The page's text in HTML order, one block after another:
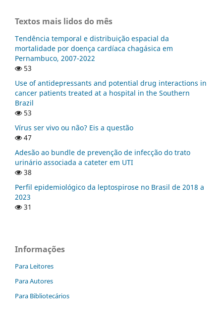
Textos mais lidos do mês
Tendência temporal e distribuição espacial da
mortalidade por doença cardíaca chagásica em
Pernambuco, 2007-2022
53
Use of antidepressants and potential drug interactions in
cancer patients treated at a hospital in the Southern
Brazil
53
Vírus ser vivo ou não? Eis a questão
47
Adesão ao bundle de prevenção de infecção do trato
urinário associada a cateter em UTI
38
Perfil epidemiológico da leptospirose no Brasil de 2018 a
2023
31
Informações
Para Leitores
Para Autores
Para Bibliotecários